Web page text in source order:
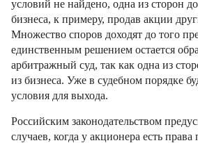
условий не найдено, одна из сторон
бизнеса, к примеру, продав акции
Множество споров доходят до того
единственным решением остается
арбитражный суд, так как одна из
из бизнеса. Уже в судебном порядке
условия для выхода.
Российским законодательством
случаев, когда у акционера есть права